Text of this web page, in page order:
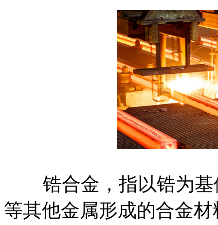
锆合金，指以锆为基
等其他金属形成的合金